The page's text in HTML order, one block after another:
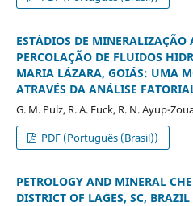
ESTÁDIOS DE MINERALIZAÇÃO
PERCOLAÇÃO DE FLUIDOS
MARIA LÁZARA, GOIÁS: UMA
ATRAVÉS DA ANÁLISE
G. M. Pulz, R. A. Fuck, R. N. Ayup-
PDF (Português (Brasil))
PETROLOGY AND MINERAL
DISTRICT OF LAGES, SC, BRAZIL